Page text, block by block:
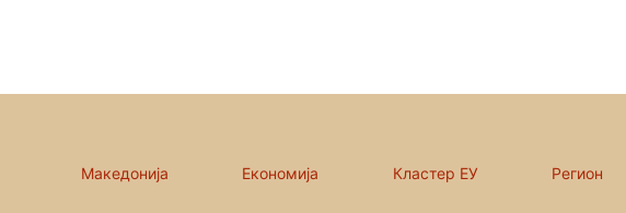
Македонија Економија Кластер ЕУ Регион